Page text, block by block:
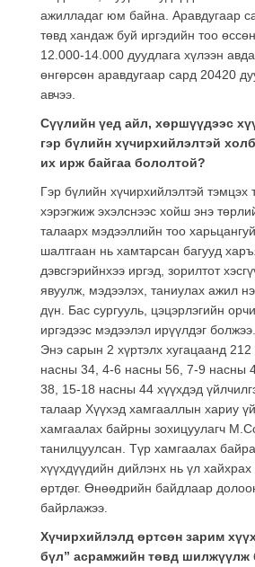
ажилладаг юм байна. Аравдугаар
төвд хандаж буй иргэдийн тоо
12.000-14.000 дуудлага хүлээн
өнгөрсөн аравдугаар сард 20420
авчээ.
Сүүлийн үед айл, хөршүүдээс
гэр бүлийн хүчирхийлэлтэй
их ирж байгаа бололтой?
Гэр бүлийн хүчирхийлэлтэй тэмцэх
хэрэгжиж эхэлснээс хойш энэ
талаарх мэдээллийн тоо
шалтгаан нь хамтарсан багууд
дэвсгэрийнхээ иргэд, зорилтот
явуулж, мэдээлэх, таниулах ажил
дүн. Бас сургууль, цэцэрлэгийн
иргэдээс мэдээлэл ирүүлдэг болжээ.
Энэ сарын 2 хүртэлх хугацаанд
насны 34, 4-6 насны 56, 7-9 насны
38, 15-18 насны 44 хүүхдэд
талаар Хүүхэд хамгааллын хариу
хамгаалах байрны зохицуулагч
танилцуулсан. Түр хамгаалах
хүүхдүүдийн дийлэнх нь үл
өртдөг. Өнөөдрийн байдлаар
байрлажээ.
Хүчирхийлэлд өртсөн зарим
бүл” асрамжийн төвд шилжүүлж